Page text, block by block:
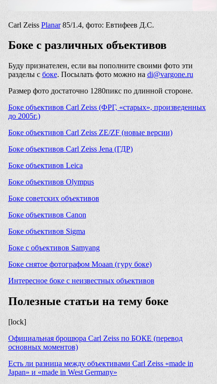
Carl Zeiss Planar85/1.4, фото: Евтифеев Д.С.
Боке с различных объективов
Буду признателен, если вы пополните своими фото эти
разделы с боке. Посылать фото можно на di@vargone.ru
Размер фото достаточно 1280пикс по длинной стороне.
Боке объективов Carl Zeiss (ФРГ, «старых», произведенных
до 2005г.)
Боке объективов Carl Zeiss ZE/ZF (новые версии)
Боке объективов Carl Zeiss Jena (ГДР)
Боке объективов Leica
Боке объективов Olympus
Боке советских объективов
Боке объективов Canon
Боке объективов Sigma
Боке с объективов Samyang
Боке снятое фотографом Moaan (гуру боке)
Интересное боке с неизвестных объективов
Полезные статьи на тему боке
[lock]
Официальная брошюра Carl Zeiss по БОКЕ (перевод
основных моментов)
Есть ли разница между объективами Carl Zeiss «made in
Japan» и «made in West Germany»